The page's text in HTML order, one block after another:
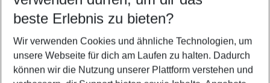
5-8 Nächte
2 Erwachsene Keine Kinder
Mehr Filter anzeigen
beste Erlebnis zu bieten?
Wir verwenden Cookies und ähnliche Technologien, um
unsere Webseite für dich am Laufen zu halten. Dadurch
können wir die Nutzung unserer Plattform verstehen und